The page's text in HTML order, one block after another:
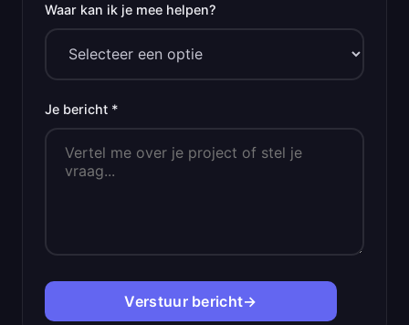
Waar kan ik je mee helpen?
Je bericht *
Verstuur bericht→